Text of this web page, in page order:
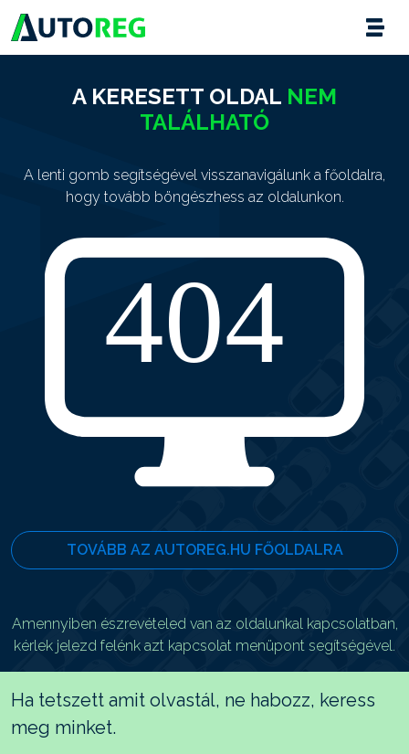
A KERESETT OLDAL NEM
TALÁLHATÓ
A lenti gomb segítségével visszanavigálunk a főoldalra,
hogy tovább böngészhess az oldalunkon.
TOVÁBB AZ AUTOREG.HU FŐOLDALRA
Amennyiben észrevételed van az oldalunkal kapcsolatban,
kérlek jelezd felénk azt kapcsolat menüpont segítségével.
Ha tetszett amit olvastál, ne habozz, keress
meg minket.